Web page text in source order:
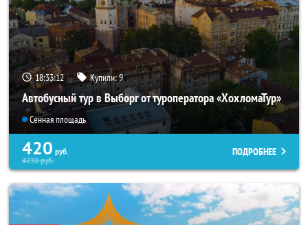
18:33:10 Купили:9
Автобусный тур в Выборг от туроператора «ХохломаТур»
Сенная площадь
420 руб.
4230руб.
ПОДРОБНЕЕ